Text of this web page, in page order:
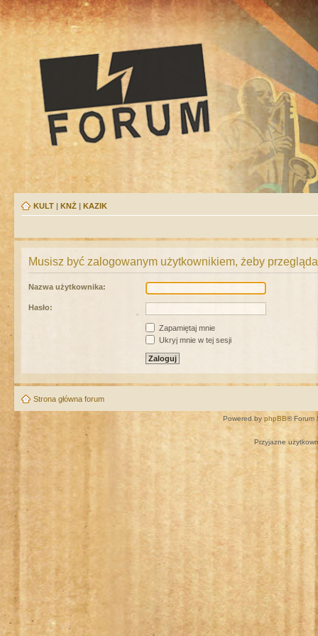
KULT | KNŻ | KAZIK
Musisz być zalogowanym użytkownikiem, żeby
Nazwa użytkownika:
Hasło:
Zapamiętaj mnie
Ukryj mnie w tej sesji
Strona główna forum
Powered by phpBB® Forum
Przyjazne